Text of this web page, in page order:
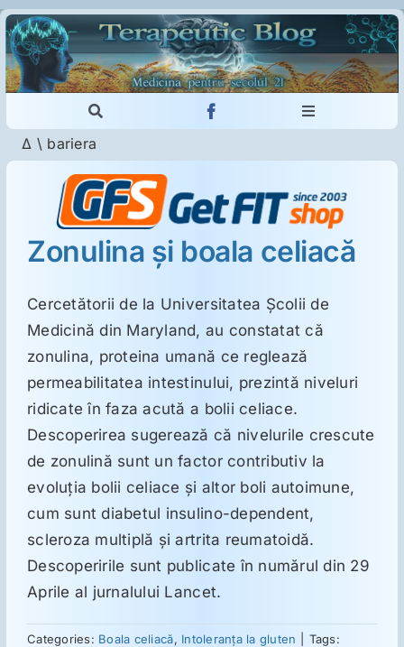
Skip
to
content
Toggle
Navigation
Cautare...
Toggle
Imunologie
Dermatologie
Neurologie
Intoleranţa la gluten
Suplimente
Reumatologie
Ginecologie
Mesajele lui Reichelt
Δ \ bariera
Zonulina şi boala celiacă
Cercetătorii de la Universitatea Şcolii de
Medicină din Maryland, au constatat că
zonulina, proteina umană ce reglează
permeabilitatea intestinului, prezintă niveluri
ridicate în faza acută a bolii celiace.
Descoperirea sugerează că nivelurile crescute
de zonulină sunt un factor contributiv la
evoluţia bolii celiace şi altor boli autoimune,
cum sunt diabetul insulino-dependent,
scleroza multiplă şi artrita reumatoidă.
Descoperirile sunt publicate în numărul din 29
Aprile al jurnalului Lancet.
Categories: Boala celiacă, Intoleranţa la gluten
Tags: